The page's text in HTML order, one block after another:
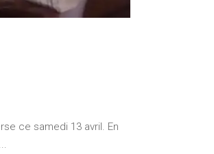
ce samedi 13 avril. En